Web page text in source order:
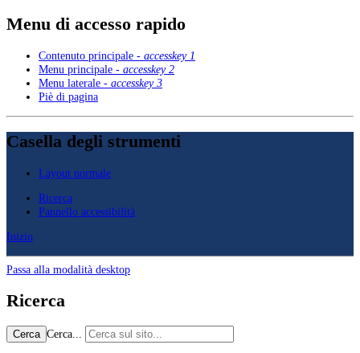
Menu di accesso rapido
Contenuto principale - accesskey 1
Menu principale - accesskey 2
Menu laterale - accesskey 3
Piè di pagina
Casella degli strumenti
Layout normale
Ricerca
Pannello accessibilità
Inizio
Passa alla modalità desktop
Ricerca
Cerca Cerca...